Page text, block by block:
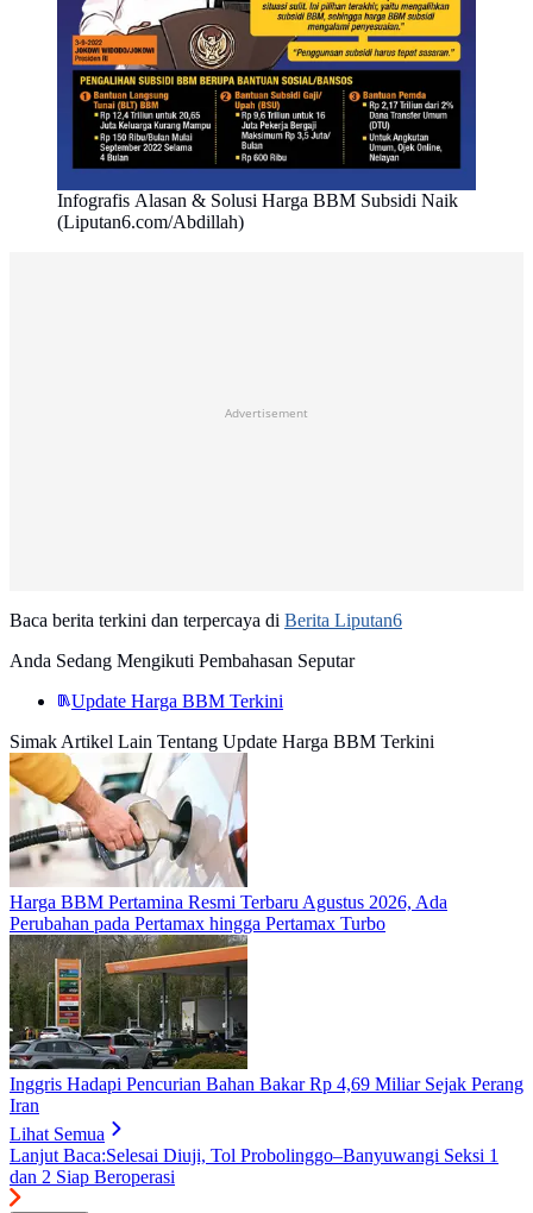
Infografis Alasan & Solusi Harga BBM Subsidi Naik
(Liputan6.com/Abdillah)
Advertisement
Baca berita terkini dan terpercaya di Berita Liputan6
Anda Sedang Mengikuti Pembahasan Seputar
Update Harga BBM Terkini
Simak Artikel Lain Tentang Update Harga BBM Terkini
Harga BBM Pertamina Resmi Terbaru Agustus 2026, Ada
Perubahan pada Pertamax hingga Pertamax Turbo
Inggris Hadapi Pencurian Bahan Bakar Rp 4,69 Miliar Sejak Perang
Iran
Lihat Semua
Lanjut Baca:Selesai Diuji, Tol Probolinggo–Banyuwangi Seksi 1
dan 2 Siap Beroperasi